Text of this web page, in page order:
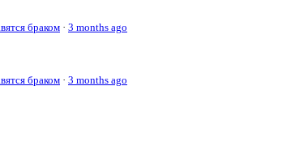
браком · 3 months ago
браком · 3 months ago